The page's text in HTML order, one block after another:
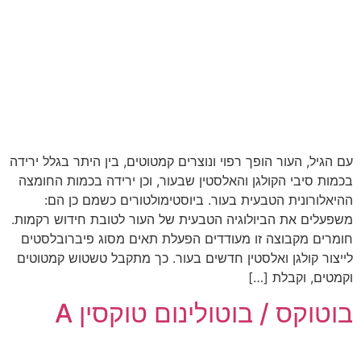
עם הגיל, העור הופך רפוי ונוצרים קמטוטים, בין היתר בגלל ירידה
בכמות סיבי הקולגן והאלסטין שבעור, וכן ירידה בכמות החומצה
ההיאלורונית הטבעית בעור. ביוסטימולטורים כשמם כן הם:
משפעלים את הביולוגיה הטבעית של העור לטובת חידוש רקמות.
חומרים מקבוצה זו מעודדים הפעלת תאים מסוג פיברובלסטים
לייצור קולגן ואלסטין חדשים בעור. כך מתקבל טשטוש קמטוטים
וקמטים, וקבלת […]
בוטוקס / בוטולינום טוקסין A